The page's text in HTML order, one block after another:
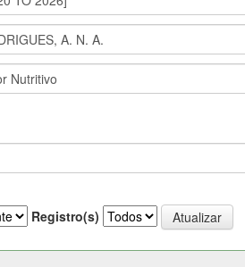
Registro(s)